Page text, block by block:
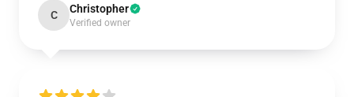
C Christopher
Verified owner